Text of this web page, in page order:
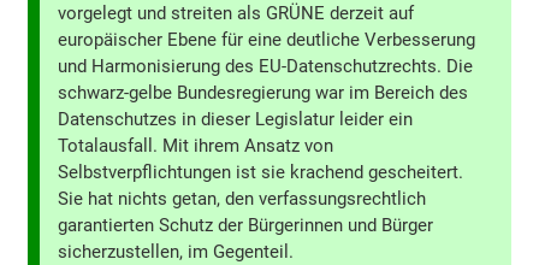
vorgelegt und streiten als GRÜNE derzeit auf
europäischer Ebene für eine deutliche Verbesserung
und Harmonisierung des EU-Datenschutzrechts. Die
schwarz-gelbe Bundesregierung war im Bereich des
Datenschutzes in dieser Legislatur leider ein
Totalausfall. Mit ihrem Ansatz von
Selbstverpflichtungen ist sie krachend gescheitert.
Sie hat nichts getan, den verfassungsrechtlich
garantierten Schutz der Bürgerinnen und Bürger
sicherzustellen, im Gegenteil.